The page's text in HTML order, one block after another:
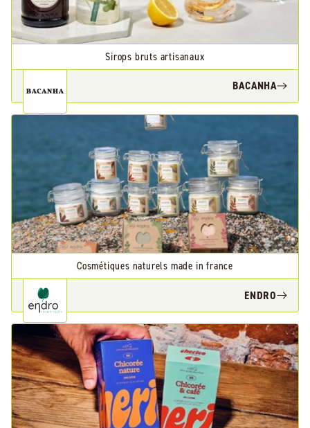
Sirops bruts artisanaux
BACANHA
Cosmétiques naturels made in france
ENDRO